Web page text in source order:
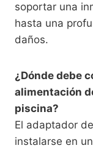
soportar una
hasta una
daños.
¿Dónde debe
alimentación
piscina?
El adaptador
instalarse en